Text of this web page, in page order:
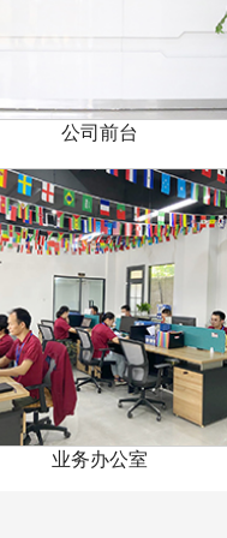
公司前台
业务办公室